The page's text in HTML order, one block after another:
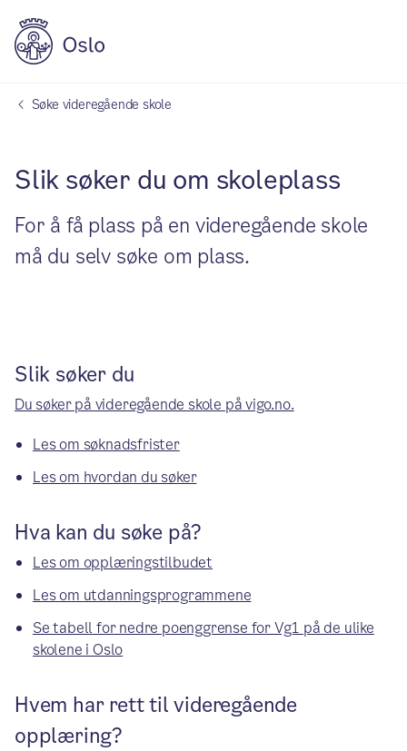
Søke videregående skole
Slik søker du om skoleplass
For å få plass på en videregående skole
må du selv søke om plass.
Slik søker du
Du søker på videregående skole på vigo.no.
Les om søknadsfrister
Les om hvordan du søker
Hva kan du søke på?
Les om opplæringstilbudet
Les om utdanningsprogrammene
Se tabell for nedre poenggrense for Vg1 på de ulike
skolene i Oslo
Hvem har rett til videregående
opplæring?